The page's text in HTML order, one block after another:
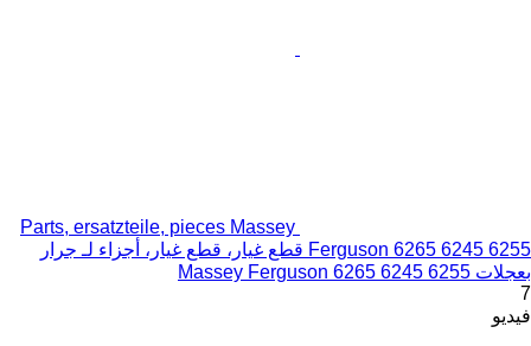
Parts, ersatzteile, pieces Massey
Ferguson 6265 6245 6255 قطع غيار، قطع غيار، أجزاء لـ جرار
بعجلات Massey Ferguson 6265 6245 6255
7
فيديو